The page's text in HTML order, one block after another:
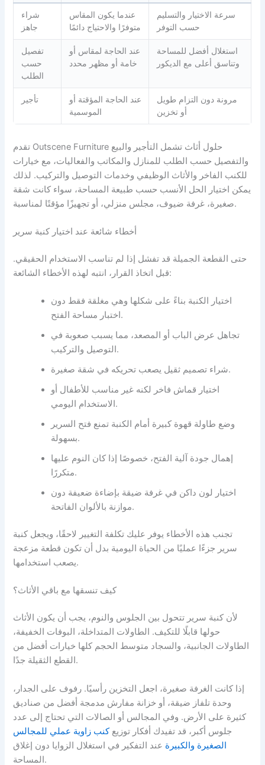
شراء
جاهز
عندما يكون المقاس
متوفرًا والاحتياج دائمًا
سرعة الاختيار والتسليم
حسب التوفر
تفصيل
حسب
الطلب
عند الحاجة لمقاس أو
خامة أو مظهر محدد
استغلال أفضل للمساحة
وتناسق أعلى مع الديكور
تأجير
عند الحاجة المؤقتة أو
الموسمية
مرونة دون التزام طويل
أو تخزين
تقدم Outscene Furniture حلول أثاث تشمل التأجير والبيع
والتفصيل حسب الطلب للمنازل والمكاتب والفعاليات، مع خيارات
للكنب الفاخر والأثاث الوظيفي وخدمات التوصيل والتركيب. لذلك
يمكن اختيار الحل الأنسب حسب طبيعة المساحة، سواء كانت شقة
صغيرة، غرفة ضيوف، مجلس منزلي، أو تجهيزًا مؤقتًا لمناسبة.
أخطاء شائعة عند اختيار كنبة سرير
حتى القطعة الجميلة قد تفشل إذا لم تناسب الاستخدام الحقيقي.
قبل اتخاذ القرار، انتبه لهذه الأخطاء الشائعة:
اختيار الكنبة بناءً على شكلها وهي مغلقة فقط دون
اختبار مساحة الفتح.
تجاهل عرض الباب أو المصعد، مما يسبب صعوبة في
التوصيل والتركيب.
شراء تصميم ثقيل يصعب تحريكه في شقة صغيرة.
اختيار قماش فاخر لكنه غير مناسب للأطفال أو
الاستخدام اليومي.
وضع طاولة قهوة كبيرة أمام الكنبة تمنع فتح السرير
بسهولة.
إهمال جودة آلية الفتح، خصوصًا إذا كان النوم عليها
متكررًا.
اختيار لون داكن في غرفة ضيقة بإضاءة ضعيفة دون
موازنة بالألوان الفاتحة.
تجنب هذه الأخطاء يوفر عليك تكلفة التغيير لاحقًا، ويجعل كنبة
سرير جزءًا عمليًا من الحياة اليومية بدل أن تكون قطعة مزعجة
يصعب استخدامها.
كيف تنسقها مع باقي الأثاث؟
لأن كنبة سرير تتحول بين الجلوس والنوم، يجب أن يكون الأثاث
حولها قابلًا للتكيف. الطاولات المتداخلة، البوفات الخفيفة،
الطاولات الجانبية، والسجاد متوسط الحجم كلها خيارات أفضل من
القطع الثقيلة جدًا.
إذا كانت الغرفة صغيرة، اجعل التخزين رأسيًا. رفوف على الجدار،
وحدة تلفاز ضيقة، أو خزانة مفارش مدمجة أفضل من صناديق
كثيرة على الأرض. وفي المجالس أو الصالات التي تحتاج إلى عدد
جلوس أكبر، قد تفيدك أفكار توزيعكنب زاوية عملي للمجالس
الصغيرة والكبيرة عند التفكير في استغلال الزوايا دون إغلاق
المساحة.